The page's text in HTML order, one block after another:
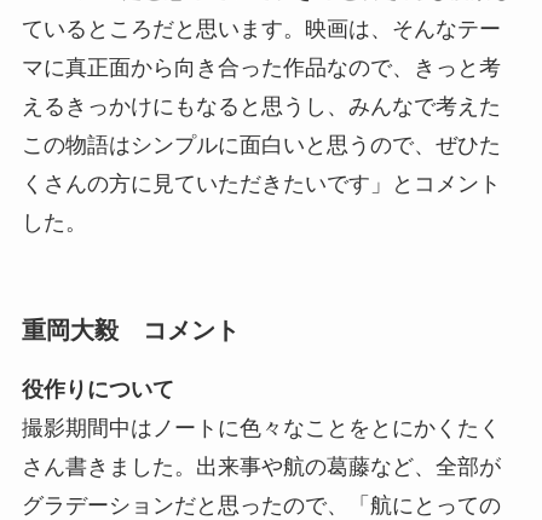
ているところだと思います。映画は、そんなテー
マに真正面から向き合った作品なので、きっと考
えるきっかけにもなると思うし、みんなで考えた
この物語はシンプルに面白いと思うので、ぜひた
くさんの方に見ていただきたいです」とコメント
した。
重岡大毅 コメント
役作りについて
撮影期間中はノートに色々なことをとにかくたく
さん書きました。出来事や航の葛藤など、全部が
グラデーションだと思ったので、「航にとっての